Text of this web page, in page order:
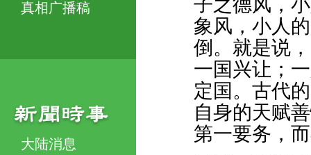
真相广播稿
大陆消息
子之德风，
象风，小人
倒。就是说
一国兴让；
定国。古代
自身的天赋
第一要务，